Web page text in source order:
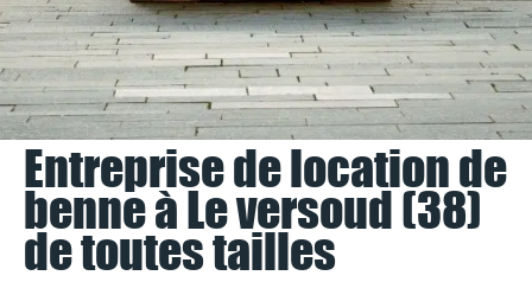
Entreprise de location de
benne à Le versoud (38)
de toutes tailles